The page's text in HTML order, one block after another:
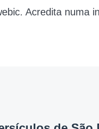
Acredita numa